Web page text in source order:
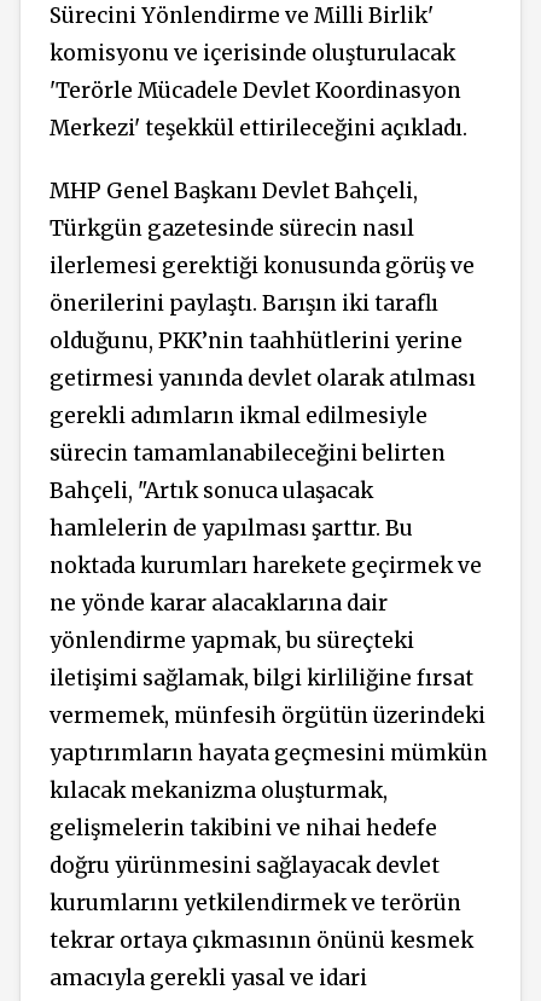
Sürecini Yönlendirme ve Milli Birlik'
komisyonu ve içerisinde oluşturulacak
'Terörle Mücadele Devlet Koordinasyon
Merkezi' teşekkül ettirileceğini açıkladı.
MHP Genel Başkanı Devlet Bahçeli,
Türkgün gazetesinde sürecin nasıl
ilerlemesi gerektiği konusunda görüş ve
önerilerini paylaştı. Barışın iki taraflı
olduğunu, PKK’nin taahhütlerini yerine
getirmesi yanında devlet olarak atılması
gerekli adımların ikmal edilmesiyle
sürecin tamamlanabileceğini belirten
Bahçeli, "Artık sonuca ulaşacak
hamlelerin de yapılması şarttır. Bu
noktada kurumları harekete geçirmek ve
ne yönde karar alacaklarına dair
yönlendirme yapmak, bu süreçteki
iletişimi sağlamak, bilgi kirliliğine fırsat
vermemek, münfesih örgütün üzerindeki
yaptırımların hayata geçmesini mümkün
kılacak mekanizma oluşturmak,
gelişmelerin takibini ve nihai hedefe
doğru yürünmesini sağlayacak devlet
kurumlarını yetkilendirmek ve terörün
tekrar ortaya çıkmasının önünü kesmek
amacıyla gerekli yasal ve idari